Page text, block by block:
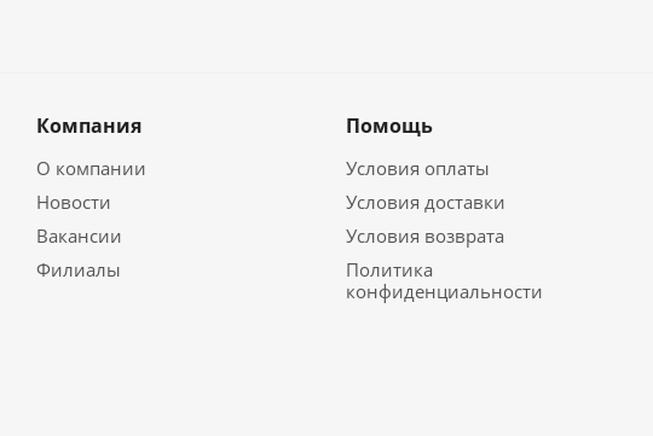
Компания
О компании
Новости
Вакансии
Филиалы
Помощь
Условия оплаты
Условия доставки
Условия возврата
Политика
конфиденциальности